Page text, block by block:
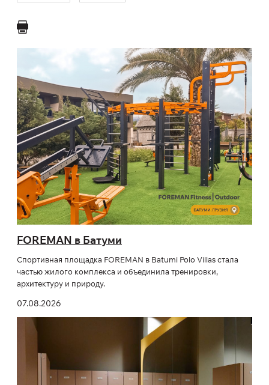
FOREMAN в Батуми
Спортивная площадка FOREMAN в Batumi Polo Villas стала
частью жилого комплекса и объединила тренировки,
архитектуру и природу.
07.08.2026